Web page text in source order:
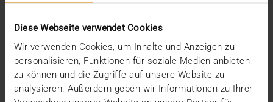
Diese Webseite verwendet Cookies
Wir verwenden Cookies, um Inhalte und Anzeigen zu
personalisieren, Funktionen für soziale Medien anbieten
zu können und die Zugriffe auf unsere Website zu
analysieren. Außerdem geben wir Informationen zu Ihrer
Gesundheitscampus-Süd 15-17, 44801 Bochum -
So lautet ab sofort die neue Adresse für innovative…
VISUS HEALTH IT
MEHR ERFAHREN